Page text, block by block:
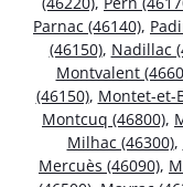
Parnac (46140),
(46150), Nadillac
Montvalent
(46150), Montet-et-
Montcuq (46800),
Milhac (46300),
Mercuès (46090),